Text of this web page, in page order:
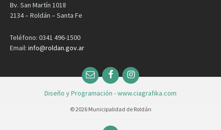
Bv. San Martín 1018
2134 – Roldán – Santa Fe
Teléfono: 0341 496-1500
Email: info@roldan.gov.ar
EmailFacebookInstagram
Diseño y Programación - www.ciagrafika.com
© 2026 Municipalidad de Roldán